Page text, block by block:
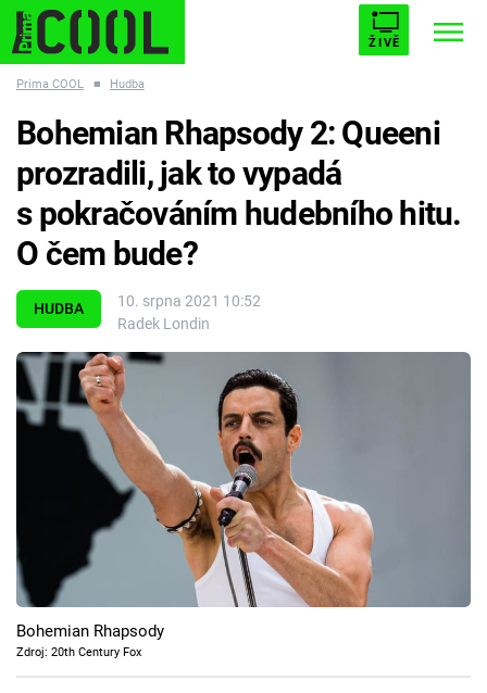
ŽIVĚ
ESCAPE PLNEJ KOTEL AVENGERS 5
Témata
Filmy
Seriály
Cool Esport
Pořady
TV Program
Prima COOL ■ Hudba
HUDBA
10. srpna 2021 10:52
Radek Londin
Bohemian Rhapsody 2: Queeni
prozradili, jak to vypadá
s pokračováním hudebního hitu.
O čem bude?
Bohemian Rhapsody
Zdroj: 20th Century Fox